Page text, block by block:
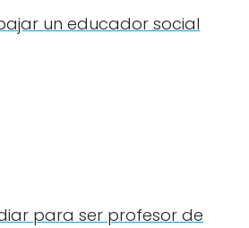
un educador social
para ser profesor de